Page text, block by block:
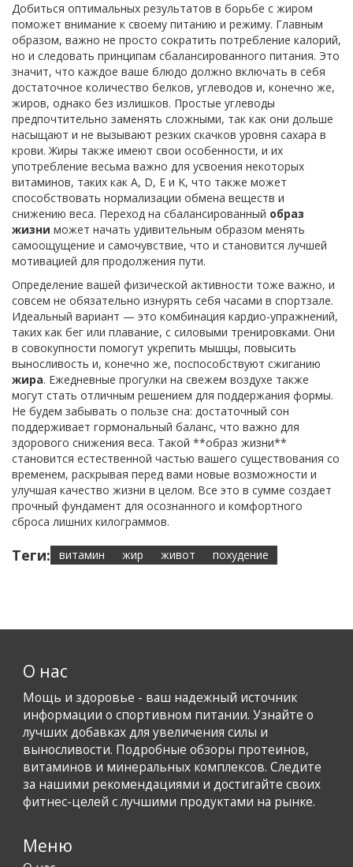
Добиться оптимальных результатов в борьбе с жиром
поможет внимание к своему питанию и режиму. Главным
образом, важно не просто сократить потребление калорий,
но и следовать принципам сбалансированного питания. Это
значит, что каждое ваше блюдо должно включать в себя
достаточное количество белков, углеводов и, конечно же,
жиров, однако без излишков. Простые углеводы
предпочтительно заменять сложными, так как они дольше
насыщают и не вызывают резких скачков уровня сахара в
крови. Жиры также имеют свои особенности, и их
употребление весьма важно для усвоения некоторых
витаминов, таких как A, D, E и K, что также может
способствовать нормализации обмена веществ и
снижению веса. Переход на сбалансированный образ
жизни может начать удивительным образом менять
самоощущение и самочувствие, что и становится лучшей
мотивацией для продолжения пути.
Определение вашей физической активности тоже важно, и
совсем не обязательно изнурять себя часами в спортзале.
Идеальный вариант — это комбинация кардио-упражнений,
таких как бег или плавание, с силовыми тренировками. Они
в совокупности помогут укрепить мышцы, повысить
выносливость и, конечно же, поспособствуют сжиганию
жира. Ежедневные прогулки на свежем воздухе также
могут стать отличным решением для поддержания формы.
Не будем забывать о пользе сна: достаточный сон
поддерживает гормональный баланс, что важно для
здорового снижения веса. Такой **образ жизни**
становится естественной частью вашего существования со
временем, раскрывая перед вами новые возможности и
улучшая качество жизни в целом. Все это в сумме создает
прочный фундамент для осознанного и комфортного
сброса лишних килограммов.
Теги: витамин жир живот похудение
О нас
Мощь и здоровье - ваш надежный источник
информации о спортивном питании. Узнайте о
лучших добавках для увеличения силы и
выносливости. Подробные обзоры протеинов,
витаминов и минеральных комплексов. Следите
за нашими рекомендациями и достигайте своих
фитнес-целей с лучшими продуктами на рынке.
Меню